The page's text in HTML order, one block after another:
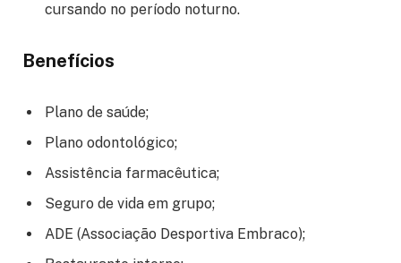
cursando no período noturno.
Benefícios
Plano de saúde;
Plano odontológico;
Assistência farmacêutica;
Seguro de vida em grupo;
ADE (Associação Desportiva Embraco);